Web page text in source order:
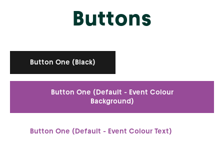
Buttons
Button One (Black)
Button One (Default - Event Colour
Background)
Button One (Default - Event Colour Text)